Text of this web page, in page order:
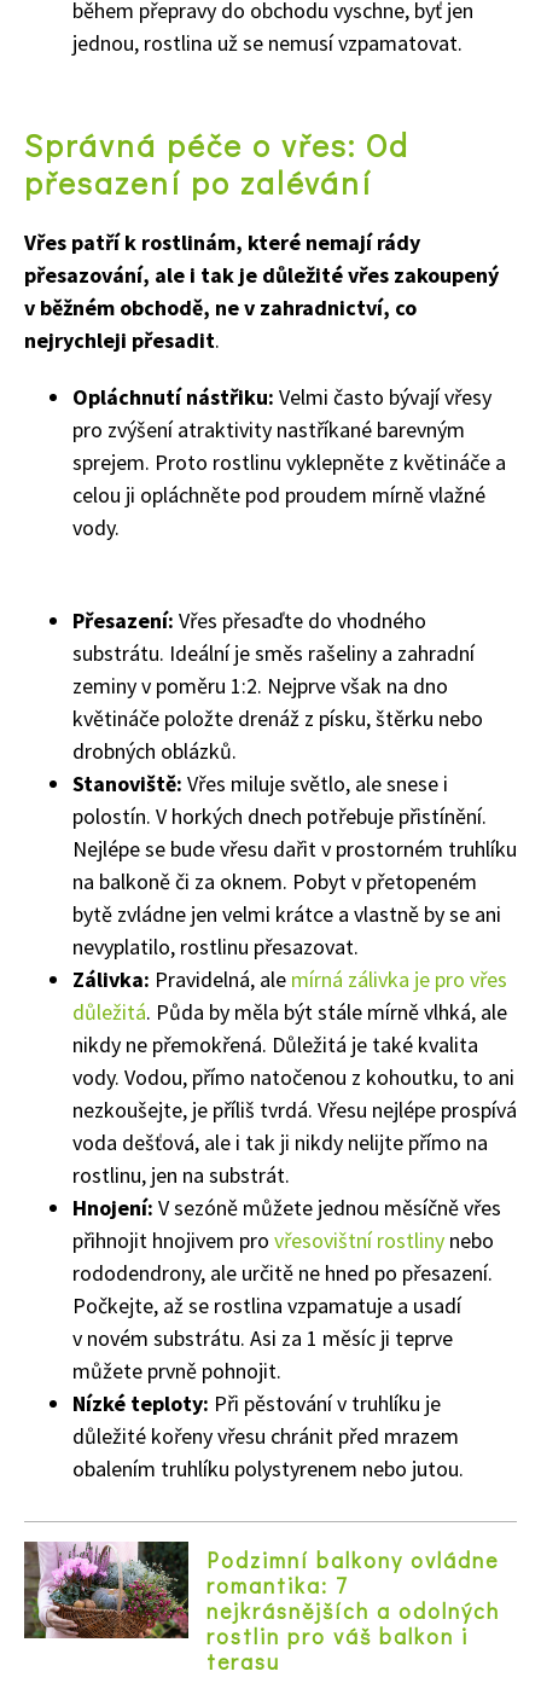
Naše krásná zahrada
během přepravy do obchodu vyschne, byť jen
jednou, rostlina už se nemusí vzpamatovat.
Správná péče o vřes: Od
přesazení po zalévání
Vřes patří k rostlinám, které nemají rády
přesazování, ale i tak je důležité vřes zakoupený
v běžném obchodě, ne v zahradnictví, co
nejrychleji přesadit.
Opláchnutí nástřiku: Velmi často bývají vřesy
pro zvýšení atraktivity nastříkané barevným
sprejem. Proto rostlinu vyklepněte z květináče a
celou ji opláchněte pod proudem mírně vlažné
vody.
Přesazení: Vřes přesaďte do vhodného
substrátu. Ideální je směs rašeliny a zahradní
zeminy v poměru 1:2. Nejprve však na dno
květináče položte drenáž z písku, štěrku nebo
drobných oblázků.
Stanoviště: Vřes miluje světlo, ale snese i
polostín. V horkých dnech potřebuje přistínění.
Nejlépe se bude vřesu dařit v prostorném truhlíku
na balkoně či za oknem. Pobyt v přetopeném
bytě zvládne jen velmi krátce a vlastně by se ani
nevyplatilo, rostlinu přesazovat.
Zálivka: Pravidelná, ale mírná zálivka je pro vřes
důležitá. Půda by měla být stále mírně vlhká, ale
nikdy ne přemokřená. Důležitá je také kvalita
vody. Vodou, přímo natočenou z kohoutku, to ani
nezkoušejte, je příliš tvrdá. Vřesu nejlépe prospívá
voda dešťová, ale i tak ji nikdy nelijte přímo na
rostlinu, jen na substrát.
Hnojení: V sezóně můžete jednou měsíčně vřes
přihnojit hnojivem pro vřesovištní rostliny nebo
rododendrony, ale určitě ne hned po přesazení.
Počkejte, až se rostlina vzpamatuje a usadí
v novém substrátu. Asi za 1 měsíc ji teprve
můžete prvně pohnojit.
Nízké teploty: Při pěstování v truhlíku je
důležité kořeny vřesu chránit před mrazem
obalením truhlíku polystyrenem nebo jutou.
Podzimní balkony ovládne
romantika: 7
nejkrásnějších a odolných
rostlin pro váš balkon i
terasu